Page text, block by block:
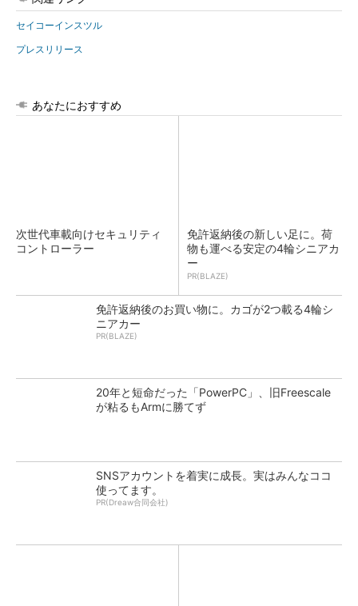
セイコーインスツル
プレスリリース
あなたにおすすめ
次世代車載向けセキュリティ
コントローラー
免許返納後の新しい足に。荷
物も運べる安定の4輪シニアカ
ー
PR(BLAZE)
免許返納後のお買い物に。カゴが2つ載る4輪シ
ニアカー
PR(BLAZE)
20年と短命だった「PowerPC」、旧Freescale
が粘るもArmに勝てず
SNSアカウントを着実に成長。実はみんなココ
使ってます。
PR(Dreaw合同会社)